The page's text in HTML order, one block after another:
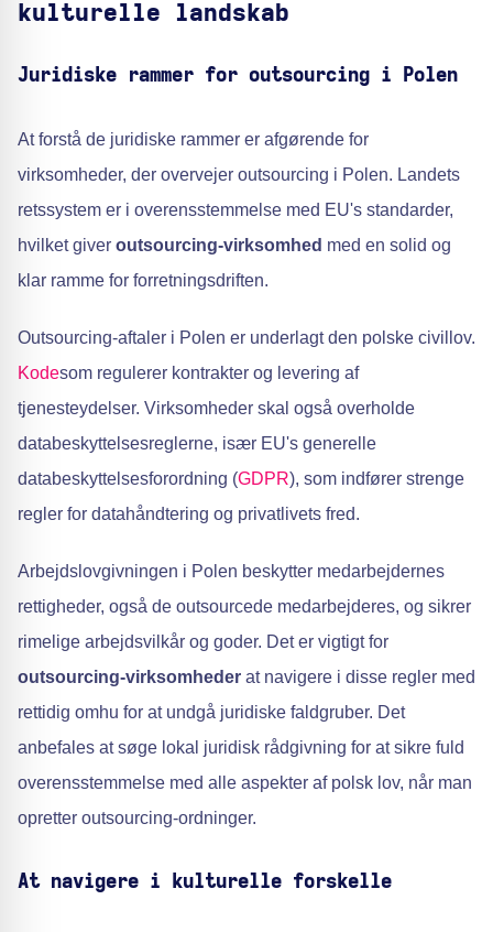
kulturelle landskab
Juridiske rammer for outsourcing i Polen
At forstå de juridiske rammer er afgørende for
virksomheder, der overvejer outsourcing i Polen. Landets
retssystem er i overensstemmelse med EU's standarder,
hvilket giver outsourcing-virksomhed med en solid og
klar ramme for forretningsdriften.
Outsourcing-aftaler i Polen er underlagt den polske civillov.
Kodesom regulerer kontrakter og levering af
tjenesteydelser. Virksomheder skal også overholde
databeskyttelsesreglerne, især EU's generelle
databeskyttelsesforordning (GDPR), som indfører strenge
regler for datahåndtering og privatlivets fred.
Arbejdslovgivningen i Polen beskytter medarbejdernes
rettigheder, også de outsourcede medarbejderes, og sikrer
rimelige arbejdsvilkår og goder. Det er vigtigt for
outsourcing-virksomheder at navigere i disse regler med
rettidig omhu for at undgå juridiske faldgruber. Det
anbefales at søge lokal juridisk rådgivning for at sikre fuld
overensstemmelse med alle aspekter af polsk lov, når man
opretter outsourcing-ordninger.
At navigere i kulturelle forskelle